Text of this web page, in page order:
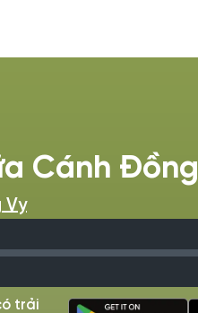
Cánh Đồng
Vy
trải